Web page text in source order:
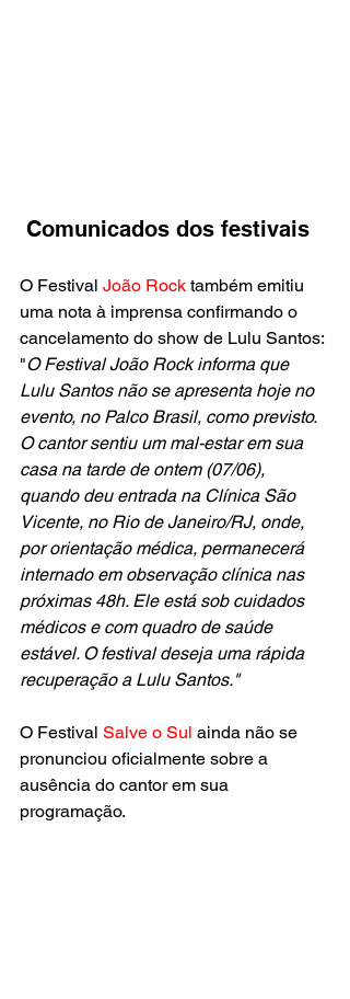
Comunicados dos festivais
O Festival João Rock também emitiu
uma nota à imprensa confirmando o
cancelamento do show de Lulu Santos:
"O Festival João Rock informa que
Lulu Santos não se apresenta hoje no
evento, no Palco Brasil, como previsto.
O cantor sentiu um mal-estar em sua
casa na tarde de ontem (07/06),
quando deu entrada na Clínica São
Vicente, no Rio de Janeiro/RJ, onde,
por orientação médica, permanecerá
internado em observação clínica nas
próximas 48h. Ele está sob cuidados
médicos e com quadro de saúde
estável. O festival deseja uma rápida
recuperação a Lulu Santos."
O Festival Salve o Sul ainda não se
pronunciou oficialmente sobre a
ausência do cantor em sua
programação.